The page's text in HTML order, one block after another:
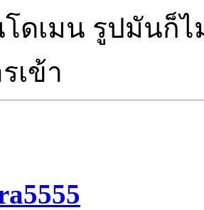
โดเมน รูปมันก็
เข้า